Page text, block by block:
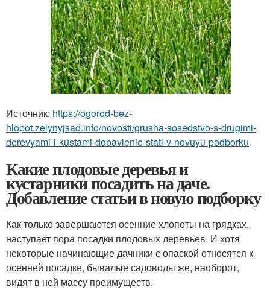
Источник: https://ogorod-bez-
hlopot.zelynyjsad.info/novosti/grusha-sosedstvo-s-drugimi-
derevyami-i-kustami-dobavlenie-stati-v-novuyu-podborku
Какие плодовые деревья и
кустарники посадить на даче.
Добавление статьи в новую подборку
Как только завершаются осенние хлопоты на грядках,
наступает пора посадки плодовых деревьев. И хотя
некоторые начинающие дачники с опаской относятся к
осенней посадке, бывалые садоводы же, наоборот,
видят в ней массу преимуществ.